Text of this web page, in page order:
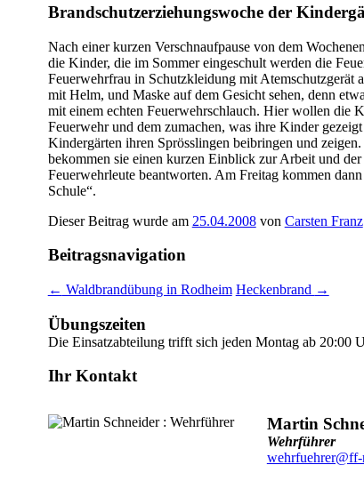
Brandschutzerziehungswoche der
Nach einer kurzen Verschnaufpause von dem
die Kinder, die im Sommer eingeschult werden die
Feuerwehrfrau in Schutzkleidung mit Atemschutzgerät
mit Helm, und Maske auf dem Gesicht sehen, denn
mit einem echten Feuerwehrschlauch. Hier wollen die
Feuerwehr und dem zumachen, was ihre Kinder
Kindergärten ihren Sprösslingen beibringen und
bekommen sie einen kurzen Einblick zur Arbeit und
Feuerwehrleute beantworten. Am Freitag kommen
Schule“.
Dieser Beitrag wurde am 25.04.2008von Carsten Franz
Beitragsnavigation
← Waldbrandübung in Rodheim Heckenbrand →
Übungszeiten
Die Einsatzabteilung trifft sich jeden Montag ab 20:00
Ihr Kontakt
Martin
Wehrführer